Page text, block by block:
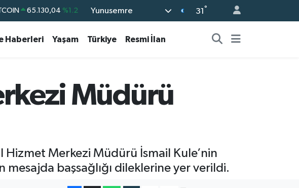
65.130,04 %1.2
%2.59
BİST100 13.773 %-19
Yunusemre 31 °
Haberleri Yaşam Türkiye Resmi İlan
Müdürü
Merkezi Müdürü İsmail Kule’nin
başsağlığı dileklerine yer verildi.